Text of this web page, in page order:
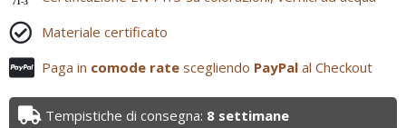
Materiale certificato
Paga in comode rate scegliendo PayPal al Checkout
Tempistiche di consegna: 8 settimane